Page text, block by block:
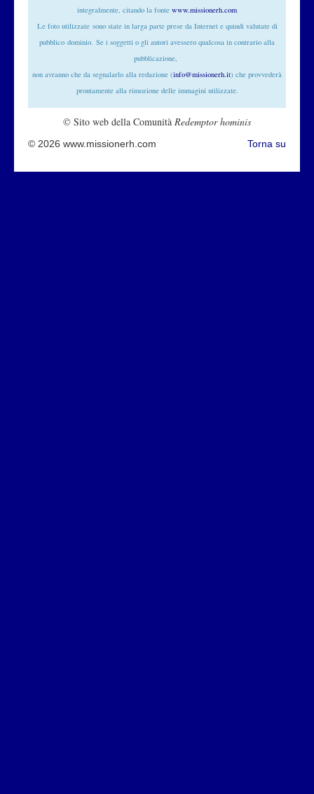
integralmente, citando la fonte www.missionerh.com
Le foto utilizzate sono state in larga parte prese da Internet e quindi valutate di
pubblico dominio. Se i soggetti o gli autori avessero qualcosa in contrario alla
pubblicazione,
non avranno che da segnalarlo alla redazione (info@missionerh.it) che provvederà
prontamente alla rimozione delle immagini utilizzate.
© Sito web della Comunità Redemptor hominis
Torna su
© 2026 www.missionerh.com